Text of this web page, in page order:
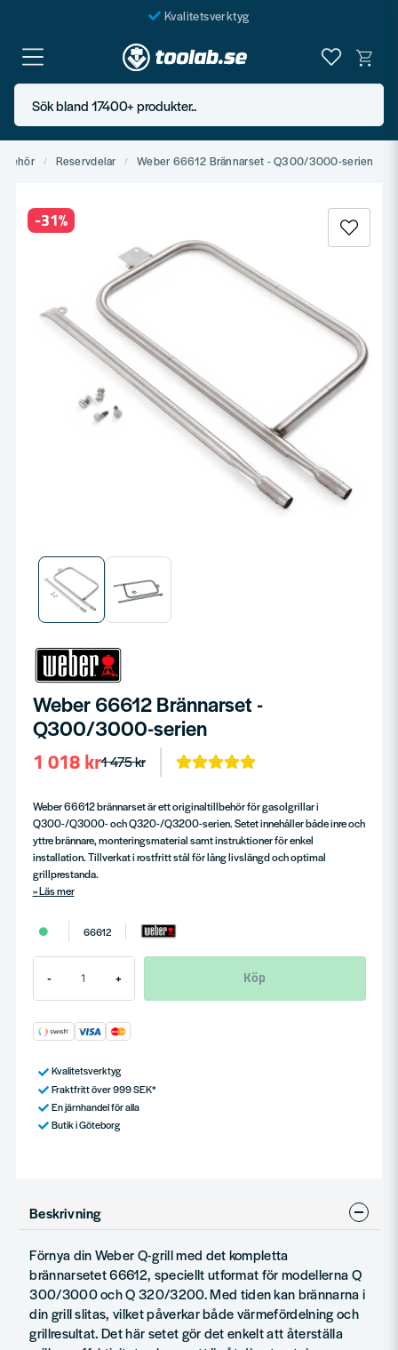
Kvalitetsverktyg
Fraktfritt över 999 SEK*
En järnhandel för alla
Butik i Göteborg
Sök bland 17400+ produkter..
Reservdelar Weber 66612 Brännarset - Q300/3000-serien
-31%
Weber 66612 Brännarset -
Q300/3000-serien
1 475 kr
1 018 kr
Weber 66612 brännarset är ett originaltillbehör för gasolgrillar i
Q300-/Q3000- och Q320-/Q3200-serien. Setet innehåller både inre och
yttre brännare, monteringsmaterial samt instruktioner för enkel
installation. Tillverkat i rostfritt stål för lång livslängd och optimal
grillprestanda.
Läs mer
66612
- + Köp
Kvalitetsverktyg
Fraktfritt över 999 SEK*
En järnhandel för alla
Butik i Göteborg
Beskrivning
Förnya din Weber Q-grill med det kompletta
brännarsetet 66612, speciellt utformat för modellerna Q
300/3000 och Q 320/3200. Med tiden kan brännarna i
din grill slitas, vilket påverkar både värmefördelning och
grillresultat. Det här setet gör det enkelt att återställa